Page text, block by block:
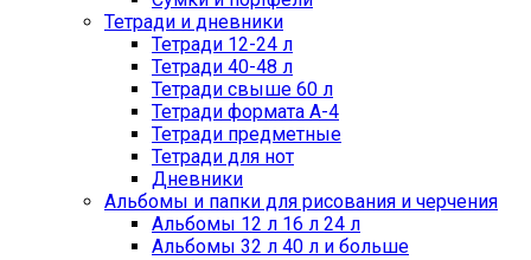
Тетради и дневники
Тетради 12-24 л
Тетради 40-48 л
Тетради свыше 60 л
Тетради формата А-4
Тетради предметные
Тетради для нот
Дневники
Альбомы и папки для рисования и черчения
Альбомы 12 л 16 л 24 л
Альбомы 32 л 40 л и больше